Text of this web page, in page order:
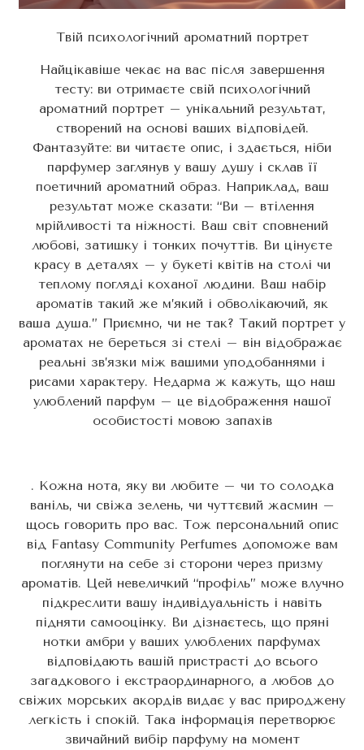
Твій психологічний ароматний портрет
Найцікавіше чекає на вас після завершення
тесту: ви отримаєте свій психологічний
ароматний портрет – унікальний результат,
створений на основі ваших відповідей.
Фантазуйте: ви читаєте опис, і здається, ніби
парфумер заглянув у вашу душу і склав її
поетичний ароматний образ. Наприклад, ваш
результат може сказати: “Ви – втілення
мрійливості та ніжності. Ваш світ сповнений
любові, затишку і тонких почуттів. Ви цінуєте
красу в деталях – у букеті квітів на столі чи
теплому погляді коханої людини. Ваш набір
ароматів такий же м’який і обволікаючий, як
ваша душа.” Приємно, чи не так? Такий портрет у
ароматах не береться зі стелі – він відображає
реальні зв’язки між вашими уподобаннями і
рисами характеру. Недарма ж кажуть, що наш
улюблений парфум – це відображення нашої
особистості мовою запахів
. Кожна нота, яку ви любите – чи то солодка
ваніль, чи свіжа зелень, чи чуттєвий жасмин –
щось говорить про вас. Тож персональний опис
від Fantasy Community Perfumes допоможе вам
поглянути на себе зі сторони через призму
ароматів. Цей невеличкий “профіль” може влучно
підкреслити вашу індивідуальність і навіть
підняти самооцінку. Ви дізнаєтесь, що пряні
нотки амбри у ваших улюблених парфумах
відповідають вашій пристрасті до всього
загадкового і екстраординарного, а любов до
свіжих морських акордів видає у вас природжену
легкість і спокій. Така інформація перетворює
звичайний вибір парфуму на момент